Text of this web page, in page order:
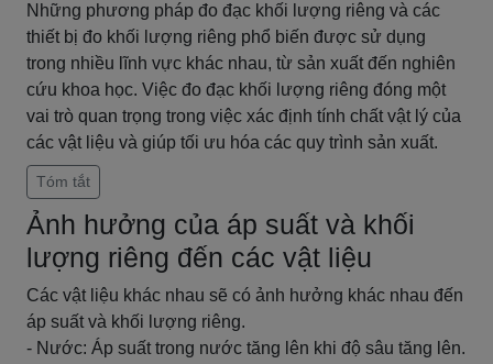
Những phương pháp đo đạc khối lượng riêng và các
thiết bị đo khối lượng riêng phổ biến được sử dụng
trong nhiều lĩnh vực khác nhau, từ sản xuất đến nghiên
cứu khoa học. Việc đo đạc khối lượng riêng đóng một
vai trò quan trọng trong việc xác định tính chất vật lý của
các vật liệu và giúp tối ưu hóa các quy trình sản xuất.
Tóm tắt
Ảnh hưởng của áp suất và khối
lượng riêng đến các vật liệu
Các vật liệu khác nhau sẽ có ảnh hưởng khác nhau đến
áp suất và khối lượng riêng.
- Nước: Áp suất trong nước tăng lên khi độ sâu tăng lên.